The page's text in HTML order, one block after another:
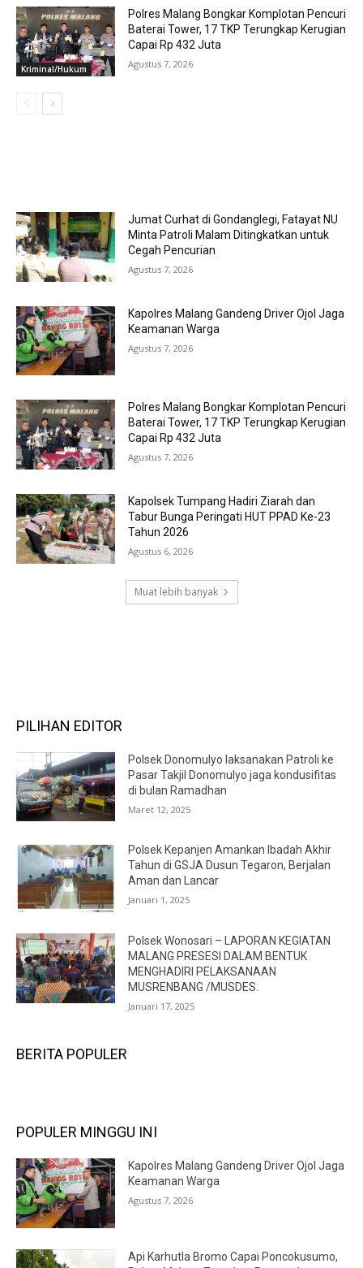
Kriminal/Hukum
Polres Malang Bongkar Komplotan Pencuri
Baterai Tower, 17 TKP Terungkap Kerugian
Capai Rp 432 Juta
Agustus 7, 2026
Jumat Curhat di Gondanglegi, Fatayat NU
Minta Patroli Malam Ditingkatkan untuk
Cegah Pencurian
Agustus 7, 2026
Kapolres Malang Gandeng Driver Ojol Jaga
Keamanan Warga
Agustus 7, 2026
Polres Malang Bongkar Komplotan Pencuri
Baterai Tower, 17 TKP Terungkap Kerugian
Capai Rp 432 Juta
Agustus 7, 2026
Kapolsek Tumpang Hadiri Ziarah dan
Tabur Bunga Peringati HUT PPAD Ke-23
Tahun 2026
Agustus 6, 2026
Muat lebih banyak
PILIHAN EDITOR
Polsek Donomulyo laksanakan Patroli ke
Pasar Takjil Donomulyo jaga kondusifitas
di bulan Ramadhan
Maret 12, 2025
Polsek Kepanjen Amankan Ibadah Akhir
Tahun di GSJA Dusun Tegaron, Berjalan
Aman dan Lancar
Januari 1, 2025
Polsek Wonosari – LAPORAN KEGIATAN
MALANG PRESESI DALAM BENTUK
MENGHADIRI PELAKSANAAN
MUSRENBANG /MUSDES.
Januari 17, 2025
BERITA POPULER
POPULER MINGGU INI
Kapolres Malang Gandeng Driver Ojol Jaga
Keamanan Warga
Agustus 7, 2026
Api Karhutla Bromo Capai Poncokusumo,